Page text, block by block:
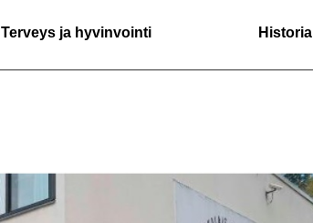
Terveys ja hyvinvointi Historia